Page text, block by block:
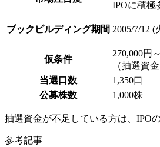
IPOに積極
ブックビルディング期間 2005/7/12 (
仮条件
270,000円
（抽選資
当選口数
1,350口
公募株数
1,000株
抽選資金が不足している方は、 IPO
参考記事